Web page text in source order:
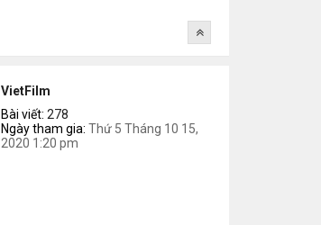
VietFilm
Bài viết: 278
Ngày tham gia: Thứ 5 Tháng 10 15,
2020 1:20 pm